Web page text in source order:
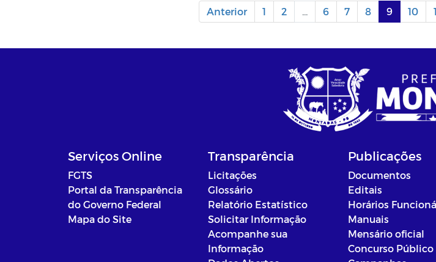
Anterior 1 2 6 7 8 9 10
Serviços Online
FGTS
Portal da Transparência
do Governo Federal
Mapa do Site
Transparência
Licitações
Glossário
Relatório Estatístico
Solicitar Informação
Acompanhe sua
Informação
Publicações
Documentos
Editais
Horários
Manuais
Mensário oficial
Concurso Público